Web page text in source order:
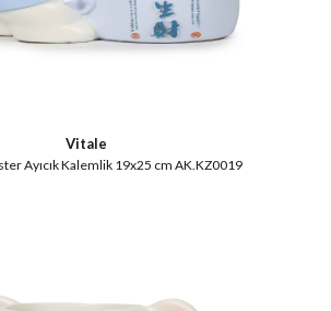
Vitale
Ayıcık Kalemlik 19x25 cm AK.KZ0019